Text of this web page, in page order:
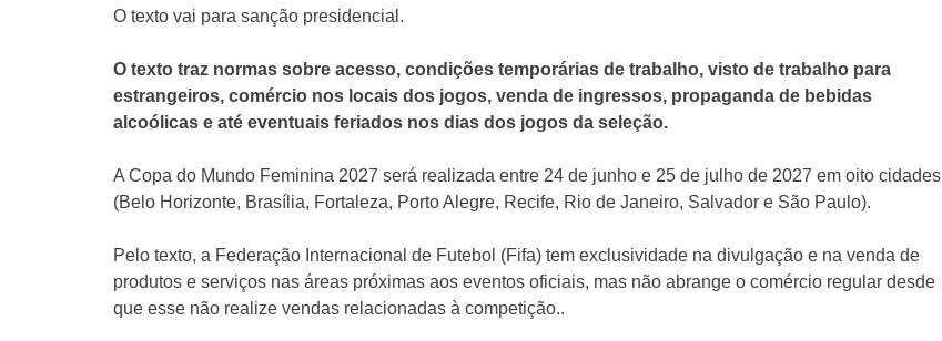
O texto vai para sanção presidencial.
O texto traz normas sobre acesso, condições temporárias de trabalho, visto de trabalho para
estrangeiros, comércio nos locais dos jogos, venda de ingressos, propaganda de bebidas
alcoólicas e até eventuais feriados nos dias dos jogos da seleção.
A Copa do Mundo Feminina 2027 será realizada entre 24 de junho e 25 de julho de 2027 em oito cidades
(Belo Horizonte, Brasília, Fortaleza, Porto Alegre, Recife, Rio de Janeiro, Salvador e São Paulo).
Pelo texto, a Federação Internacional de Futebol (Fifa) tem exclusividade na divulgação e na venda de
produtos e serviços nas áreas próximas aos eventos oficiais, mas não abrange o comércio regular desde
que esse não realize vendas relacionadas à competição..